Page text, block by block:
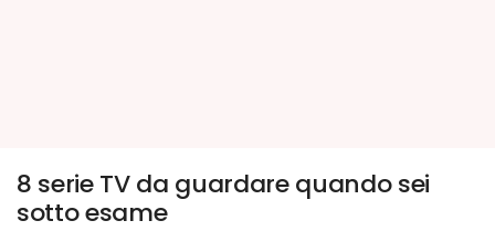
8 serie TV da guardare quando sei
sotto esame